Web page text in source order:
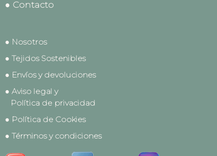
● Contacto
● Nosotros
● Tejidos Sostenibles
● Envíos y devoluciones
● Aviso legal y
Política de privacidad
● Política de Cookies
● Términos y condiciones